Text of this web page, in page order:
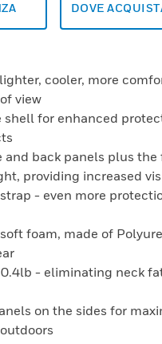
DOVE
cooler, more
view
shell for enhanced
and back panels plus
providing increased
- even more
foam, made of
- eliminating neck
on the sides for